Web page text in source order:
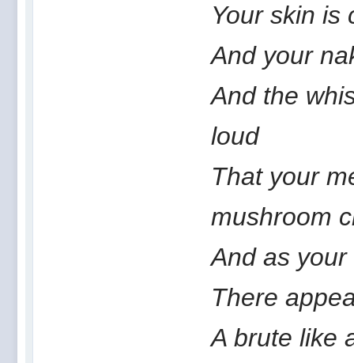
Your skin is
And your
And the
loud
That your
mushroom
And as
There
A brute like